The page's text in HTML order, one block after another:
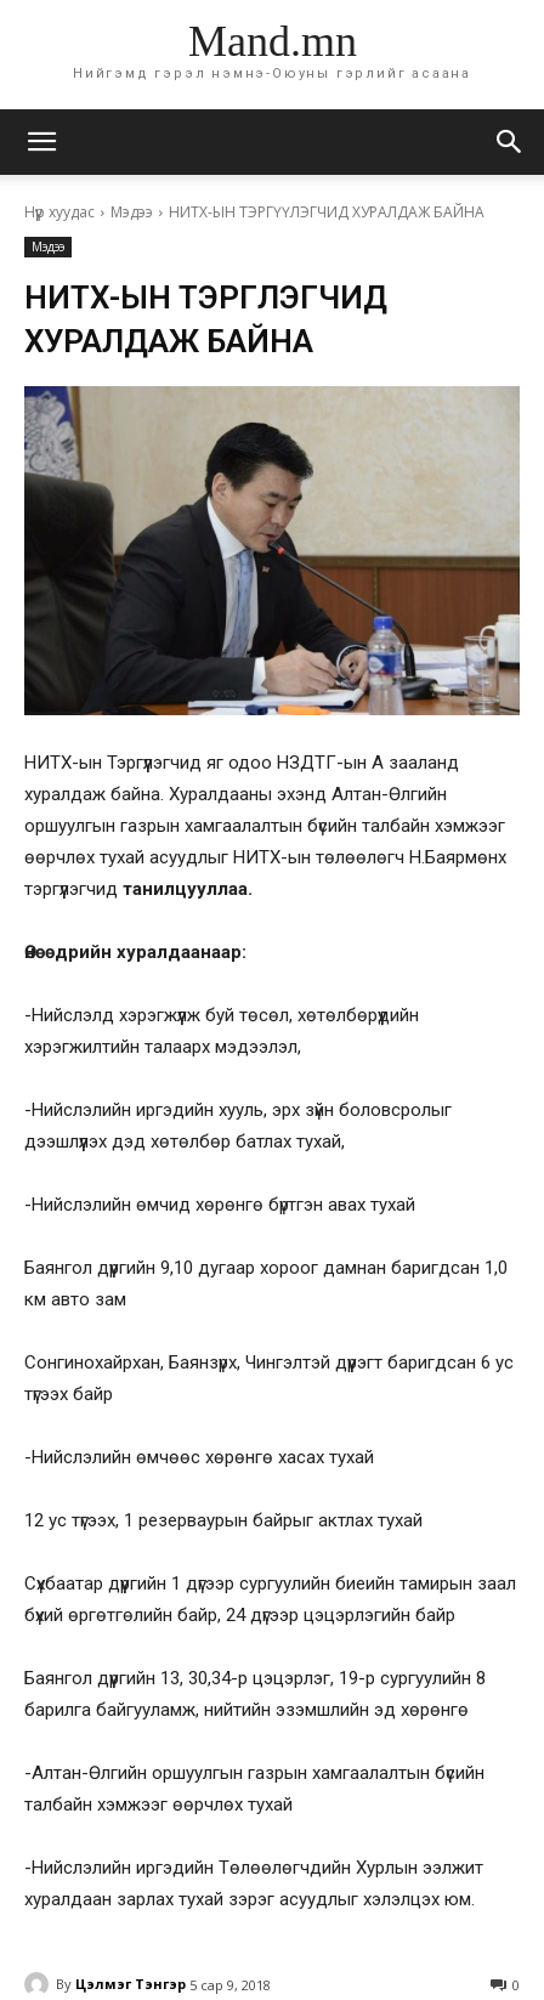
Mand.mn
Нийгэмд гэрэл нэмнэ-Оюуны гэрлийг асаана
Нүүр хуудас Мэдээ НИТХ-ЫН ТЭРГҮҮЛЭГЧИД ХУРАЛДАЖ БАЙНА
Мэдээ
НИТХ-ЫН ТЭРГҮҮЛЭГЧИД
ХУРАЛДАЖ БАЙНА
НИТХ-ын Тэргүүлэгчид яг одоо НЗДТГ-ын А зааланд
хуралдаж байна. Хуралдааны эхэнд Алтан-Өлгийн
оршуулгын газрын хамгаалалтын бүсийн талбайн хэмжээг
өөрчлөх тухай асуудлыг НИТХ-ын төлөөлөгч Н.Баярмөнх
тэргүүлэгчид танилцууллаа.
Өнөөдрийн хуралдаанаар:
-Нийслэлд хэрэгжүүлж буй төсөл, хөтөлбөрүүдийн
хэрэгжилтийн талаарх мэдээлэл,
-Нийслэлийн иргэдийн хууль, эрх зүйн боловсролыг
дээшлүүлэх дэд хөтөлбөр батлах тухай,
-Нийслэлийн өмчид хөрөнгө бүртгэн авах тухай
Баянгол дүүргийн 9,10 дугаар хороог дамнан баригдсан 1,0
км авто зам
Сонгинохайрхан, Баянзүрх, Чингэлтэй дүүрэгт баригдсан 6 ус
түгээх байр
-Нийслэлийн өмчөөс хөрөнгө хасах тухай
12 ус түгээх, 1 резерваурын байрыг актлах тухай
Сүхбаатар дүүргийн 1 дүгээр сургуулийн биеийн тамирын заал
бүхий өргөтгөлийн байр, 24 дүгээр цэцэрлэгийн байр
Баянгол дүүргийн 13, 30,34-р цэцэрлэг, 19-р сургуулийн 8
барилга байгууламж, нийтийн эзэмшлийн эд хөрөнгө
-Алтан-Өлгийн оршуулгын газрын хамгаалалтын бүсийн
талбайн хэмжээг өөрчлөх тухай
-Нийслэлийн иргэдийн Төлөөлөгчдийн Хурлын ээлжит
хуралдаан зарлах тухай зэрэг асуудлыг хэлэлцэх юм.
By Цэлмэг Тэнгэр 5 сар 9, 2018 0